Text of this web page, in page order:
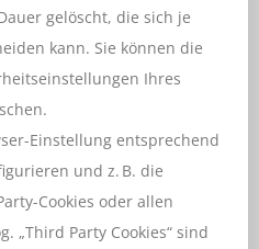
gelöscht, die sich je
kann. Sie können die
Ihres
Einstellung entsprechend
und z. B. die
Cookies oder allen
„Third Party Cookies“ sind